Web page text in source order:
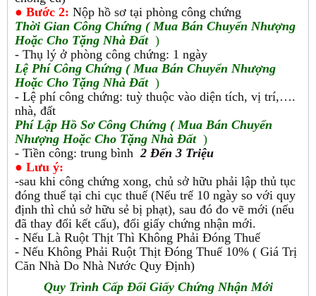
● Bước 2: Nộp hồ sơ tại phòng công chứng
Thời Gian Công Chứng ( Mua Bán Chuyển Nhượng
Hoặc Cho Tặng Nhà Đất )
- Thụ lý ở phòng công chứng: 1 ngày
Lệ Phí Công Chứng ( Mua Bán Chuyển Nhượng
Hoặc Cho Tặng Nhà Đất )
- Lệ phí công chứng: tuỳ thuộc vào diện tích, vị trí,….
nhà, đất
Phí Lập Hồ Sơ Công Chứng ( Mua Bán Chuyển
Nhượng Hoặc Cho Tặng Nhà Đất )
- Tiền công: trung bình 2 Đến 3 Triệu
● Lưu ý:
-sau khi công chứng xong, chủ sở hữu phải lập thủ tục
đóng thuế tại chi cục thuế (Nếu trể 10 ngày so với quy
định thì chủ sở hữu sẻ bị phạt), sau đó đo vẽ mới (nếu
đã thay đổi kết cấu), đổi giấy chứng nhận mới.
- Nếu Là Ruột Thịt Thì Không Phải Đóng Thuế
- Nếu Không Phải Ruột Thịt Đóng Thuế 10% ( Giá Trị
Căn Nhà Do Nhà Nước Quy Định)
Quy Trình Cấp Đổi Giấy Chứng Nhận Mới